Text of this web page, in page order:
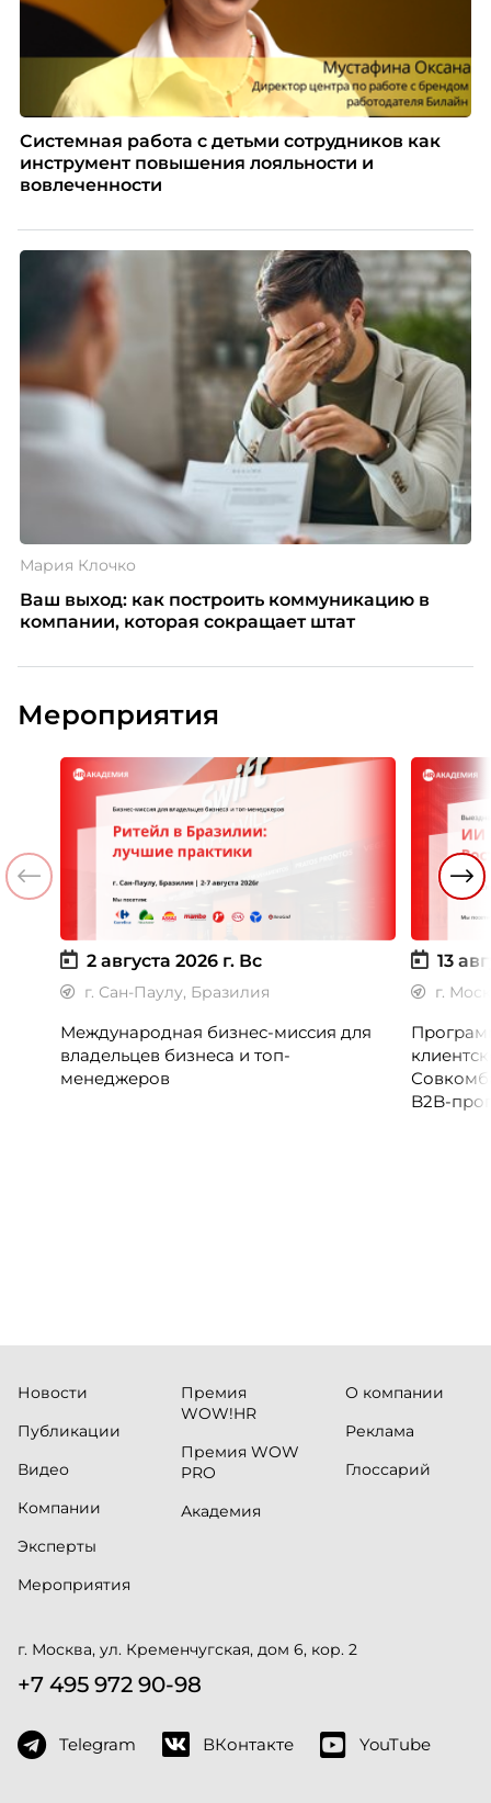
Системная работа с детьми сотрудников как
инструмент повышения лояльности и
вовлеченности
Мария Клочко
Ваш выход: как построить коммуникацию в
компании, которая сокращает штат
Мероприятия
2 августа 2026 г. Вс
г. Сан-Паулу, Бразилия
Международная бизнес-миссия для
владельцев бизнеса и топ-
менеджеров
13
г.
B2B-
Новости
Публикации
Видео
Компании
Эксперты
Мероприятия
Премия
WOW!HR
Премия WOW
PRO
Академия
О компании
Реклама
Глоссарий
г. Москва, ул. Кременчугская, дом 6, кор. 2
+7 495 972 90-98
Telegram ВКонтакте YouTube